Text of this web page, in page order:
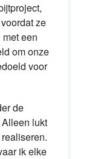
ze
een
om onze
voor
de
lukt
ik elke